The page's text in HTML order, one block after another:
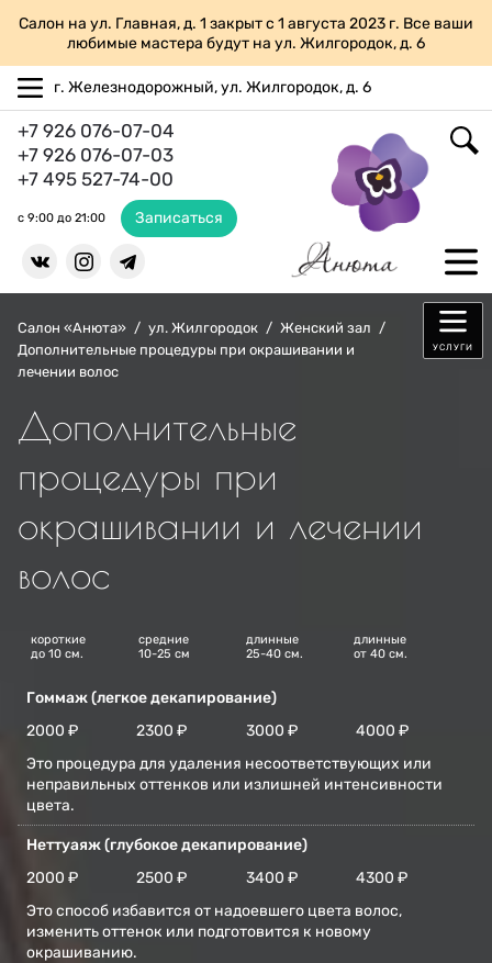
Салон на ул. Главная, д. 1 закрыт с 1 августа 2023 г. Все ваши
любимые мастера будут на ул. Жилгородок, д. 6
г. Железнодорожный, ул. Жилгородок, д. 6
+7 926 076-07-04
+7 926 076-07-03
+7 495 527-74-00
с 9:00 до 21:00 Записаться
УСЛУГИ
Салон «Анюта» / ул. Жилгородок / Женский зал /
Дополнительные процедуры при окрашивании и
лечении волос
Дополнительные
процедуры при
окрашивании и лечении
волос
короткие
до 10 см.
средние
10-25 см
длинные
25-40 см.
длинные
от 40 см.
Гоммаж (легкое декапирование)
2000 ₽
2300 ₽ 3000 ₽
4000 ₽
Это процедура для удаления несоответствующих или
неправильных оттенков или излишней интенсивности
цвета.
Неттуаяж (глубокое декапирование)
2000 ₽
2500 ₽ 3400 ₽
4300 ₽
Это способ избавится от надоевшего цвета волос,
изменить оттенок или подготовится к новому
окрашиванию.